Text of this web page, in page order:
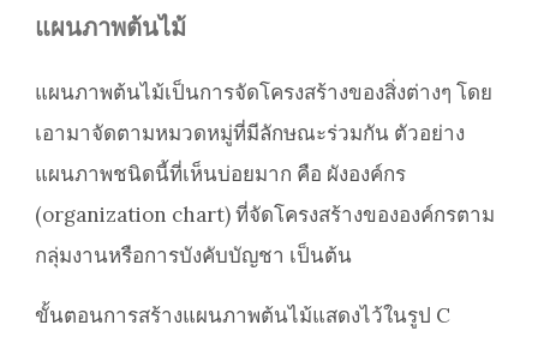
แผนภาพต้นไม้
แผนภาพต้นไม้เป็นการจัดโครงสร้างของสิ่งต่างๆ โดย
เอามาจัดตามหมวดหมู่ที่มีลักษณะร่วมกัน ตัวอย่าง
แผนภาพชนิดนี้ที่เห็นบ่อยมาก คือ ผังองค์กร
(organization chart) ที่จัดโครงสร้างขององค์กรตาม
กลุ่มงานหรือการบังคับบัญชา เป็นต้น
ขั้นตอนการสร้างแผนภาพต้นไม้แสดงไว้ในรูป C